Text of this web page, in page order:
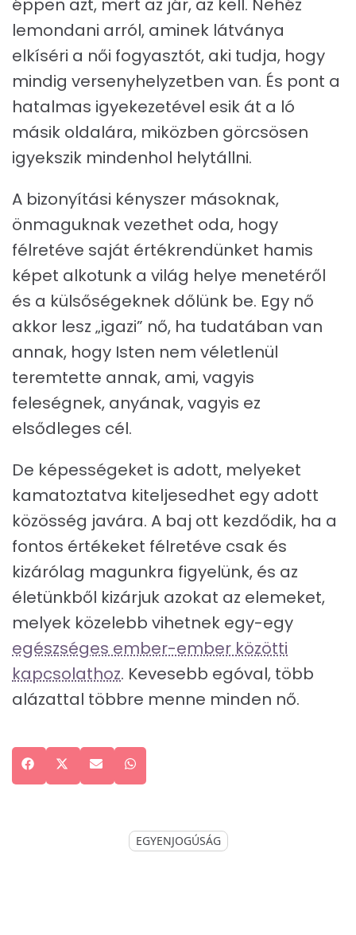
éppen azt, mert az jár, az kell. Nehéz
lemondani arról, aminek látványa
elkíséri a női fogyasztót, aki tudja, hogy
mindig versenyhelyzetben van. És pont a
hatalmas igyekezetével esik át a ló
másik oldalára, miközben görcsösen
igyekszik mindenhol helytállni.
A bizonyítási kényszer másoknak,
önmaguknak vezethet oda, hogy
félretéve saját értékrendünket hamis
képet alkotunk a világ helye menetéről
és a külsőségeknek dőlünk be. Egy nő
akkor lesz „igazi” nő, ha tudatában van
annak, hogy Isten nem véletlenül
teremtette annak, ami, vagyis
feleségnek, anyának, vagyis ez
elsődleges cél.
De képességeket is adott, melyeket
kamatoztatva kiteljesedhet egy adott
közösség javára. A baj ott kezdődik, ha a
fontos értékeket félretéve csak és
kizárólag magunkra figyelünk, és az
életünkből kizárjuk azokat az elemeket,
melyek közelebb vihetnek egy-egy
egészséges ember-ember közötti
kapcsolathoz. Kevesebb egóval, több
alázattal többre menne minden nő.
Share
on
Facebook
Share
on
(Twitter)
Share
on
Email
on
EGYENJOGÚSÁG